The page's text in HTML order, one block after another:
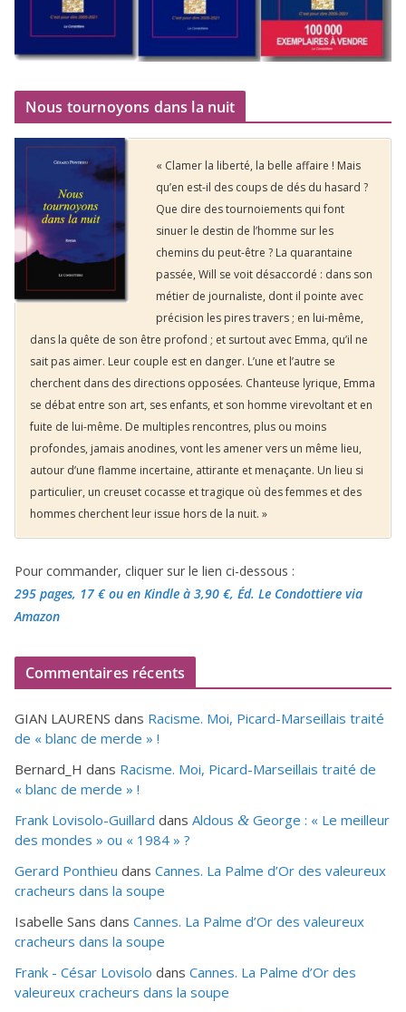
Nous tournoyons dans la nuit
« Clamer la liberté, la belle affaire ! Mais
qu’en est-il des coups de dés du hasard ?
Que dire des tournoiements qui font
sinuer le destin de l’homme sur les
chemins du peut-être ? La quarantaine
passée, Will se voit désaccordé : dans son
métier de journaliste, dont il pointe avec
précision les pires travers ; en lui-même,
dans la quête de son être profond ; et surtout avec Emma, qu’il ne
sait pas aimer. Leur couple est en danger. L’une et l’autre se
cherchent dans des directions opposées. Chanteuse lyrique, Emma
se débat entre son art, ses enfants, et son homme virevoltant et en
fuite de lui-même. De multiples rencontres, plus ou moins
profondes, jamais anodines, vont les amener vers un même lieu,
autour d’une flamme incertaine, attirante et menaçante. Un lieu si
particulier, un creuset cocasse et tragique où des femmes et des
hommes cherchent leur issue hors de la nuit. »
Pour commander, cliquer sur le lien ci-dessous :
295 pages, 17 €ou en Kindle à 3,90 €, Éd. Le Condottiere via
Amazon
Commentaires récents
GIAN LAURENS dans Racisme. Moi, Picard-Marseillais traité
de « blanc de merde » !
Bernard_H dans Racisme. Moi, Picard-Marseillais traité de
« blanc de merde » !
Frank Lovisolo-Guillard dans Aldous & George : « Le meilleur
des mondes » ou « 1984 » ?
Gerard Ponthieu dans Cannes. La Palme d’Or des valeureux
cracheurs dans la soupe
Isabelle Sans dans Cannes. La Palme d’Or des valeureux
cracheurs dans la soupe
Frank - César Lovisolo dans Cannes. La Palme d’Or des
valeureux cracheurs dans la soupe